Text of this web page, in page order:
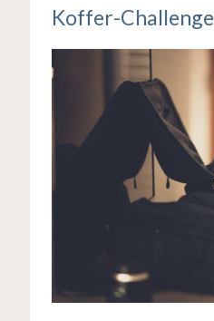
Koffer-Challenge